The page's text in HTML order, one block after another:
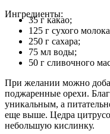
Ингредиенты:
35 г какао;
125 г сухого
250 г сахара;
75 мл воды;
50 г сливочного
При желании можно
поджаренные орехи.
уникальным, а
еще выше. Цедра
небольшую кислинку.